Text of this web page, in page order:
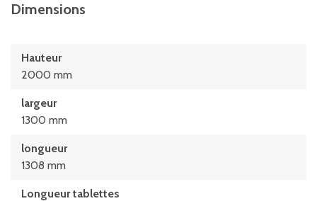
Dimensions
Hauteur
2000 mm
largeur
1300 mm
longueur
1308 mm
Longueur tablettes